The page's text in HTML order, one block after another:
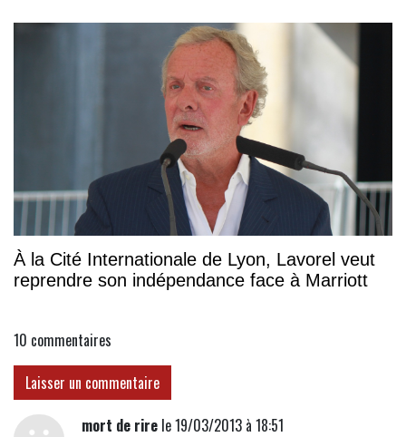
À la Cité Internationale de Lyon, Lavorel veut
reprendre son indépendance face à Marriott
10 commentaires
Laisser un commentaire
mort de rirele 19/03/2013 à 18:51